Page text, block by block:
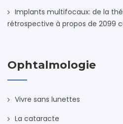
Implants multifocaux: de la
rétrospective à propos de 2099
Ophtalmologie
Vivre sans lunettes
La cataracte